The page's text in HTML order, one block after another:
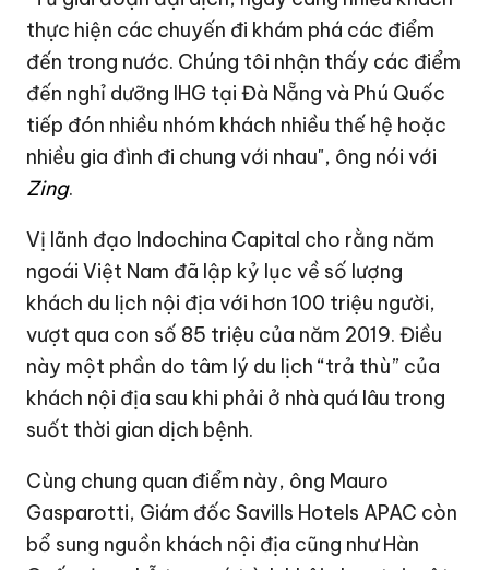
thực hiện các chuyến đi khám phá các điểm
đến trong nước. Chúng tôi nhận thấy các điểm
đến nghỉ dưỡng IHG tại Đà Nẵng và Phú Quốc
tiếp đón nhiều nhóm khách nhiều thế hệ hoặc
nhiều gia đình đi chung với nhau", ông nói với
Zing.
Vị lãnh đạo Indochina Capital cho rằng năm
ngoái Việt Nam đã lập kỷ lục về số lượng
khách du lịch nội địa với hơn 100 triệu người,
vượt qua con số 85 triệu của năm 2019. Điều
này một phần do tâm lý du lịch “trả thù” của
khách nội địa sau khi phải ở nhà quá lâu trong
suốt thời gian dịch bệnh.
Cùng chung quan điểm này, ông Mauro
Gasparotti, Giám đốc Savills Hotels APAC còn
bổ sung nguồn khách nội địa cũng như Hàn